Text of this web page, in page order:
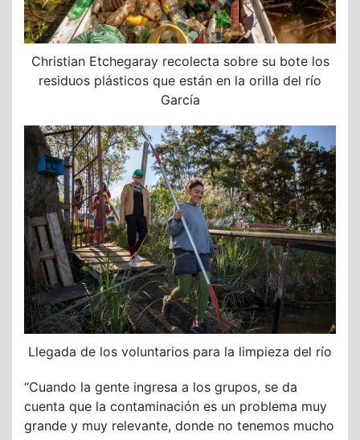
Christian Etchegaray recolecta sobre su bote los
residuos plásticos que están en la orilla del río
García
Llegada de los voluntarios para la limpieza del río
“Cuando la gente ingresa a los grupos, se da
cuenta que la contaminación es un problema muy
grande y muy relevante, donde no tenemos mucho